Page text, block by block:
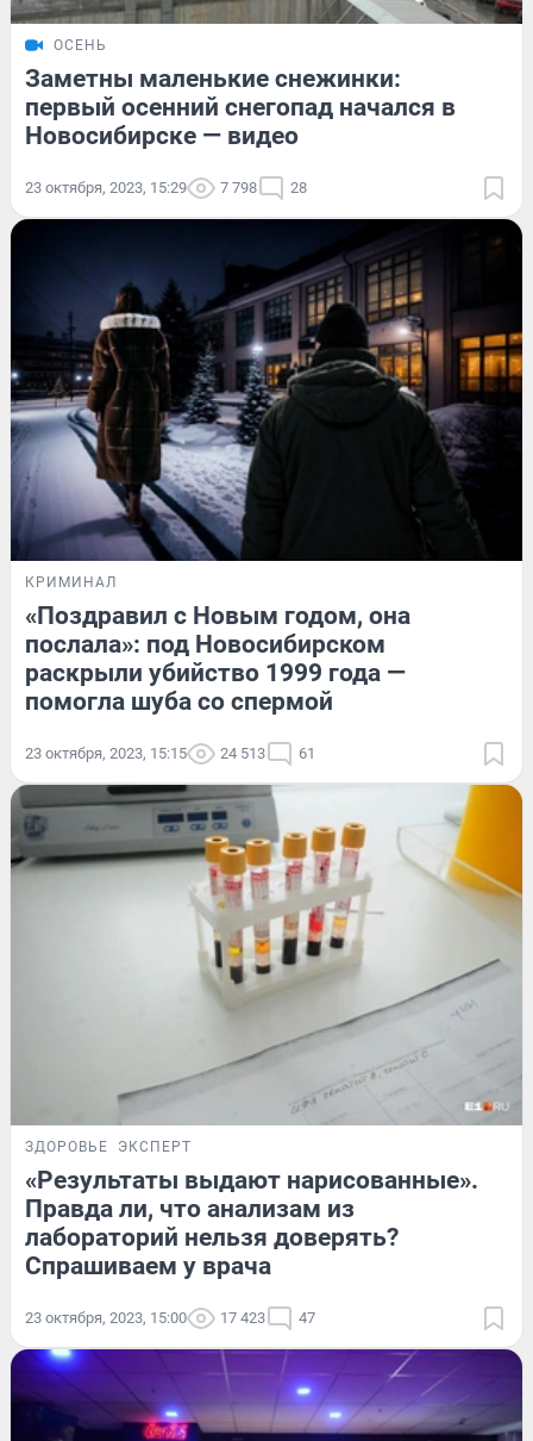
ОСЕНЬ
Заметны маленькие снежинки:
первый осенний снегопад начался в
Новосибирске — видео
23 октября, 2023, 15:29 7 798 28
КРИМИНАЛ
«Поздравил с Новым годом, она
послала»: под Новосибирском
раскрыли убийство 1999 года —
помогла шуба со спермой
23 октября, 2023, 15:15 24 513 61
ЗДОРОВЬЕ ЭКСПЕРТ
«Результаты выдают нарисованные».
Правда ли, что анализам из
лабораторий нельзя доверять?
Спрашиваем у врача
23 октября, 2023, 15:00 17 423 47